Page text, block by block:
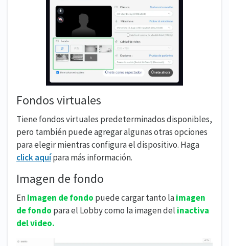
Fondos virtuales
Tiene fondos virtuales predeterminados disponibles,
pero también puede agregar algunas otras opciones
para elegir mientras configura el dispositivo. Haga
click aquípara más información.
Imagen de fondo
EnImagen de fondo puede cargar tanto laimagen
de fondo para el Lobby como la imagen del inactiva
del video.